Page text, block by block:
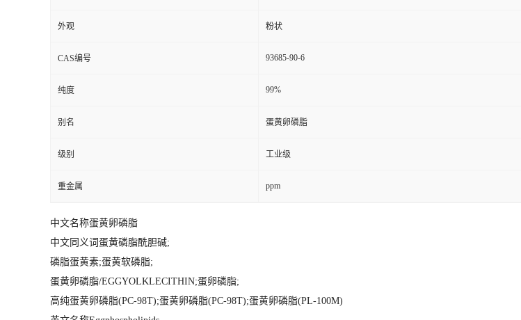
外观 粉状
CAS编号 93685-90-6
纯度 99%
别名 蛋黄卵磷脂
级别 工业级
重金属 ppm
中文名称蛋黄卵磷脂
中文同义词蛋黄磷脂酰胆碱;
磷脂蛋黄素;蛋黄软磷脂;
蛋黄卵磷脂/EGGYOLKLECITHIN;蛋卵磷脂;
高纯蛋黄卵磷脂(PC-98T);蛋黄卵磷脂(PC-98T);蛋黄卵磷脂(PL-100M)